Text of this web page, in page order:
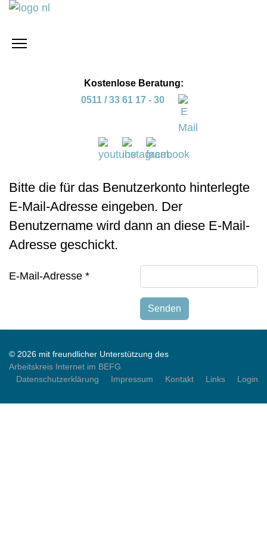
Kostenlose Beratung:
0511 / 33 61 17 - 30
Bitte die für das Benutzerkonto hinterlegte
E-Mail-Adresse eingeben. Der
Benutzername wird dann an diese E-Mail-
Adresse geschickt.
E-Mail-Adresse *
Senden
© 2026 mit freundlicher Unterstützung des
Arbeitskreis Internet im BEFG
Datenschutzerklärung
Impressum Kontakt Links Login